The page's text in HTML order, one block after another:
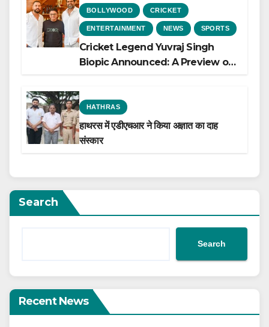
BOLLYWOOD CRICKET
ENTERTAINMENT NEWS SPORTS
Cricket Legend Yuvraj Singh
Biopic Announced: A Preview of
HATHRAS
हाथरस में एडीएचआर ने किया अज्ञात का दाह
संस्कार
Search
Search
Recent News